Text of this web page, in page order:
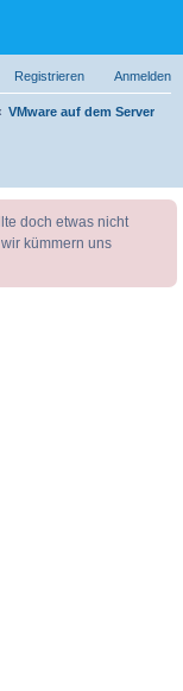
Anmelden
Registrieren
VMware auf dem Server
uc
doch etwas nicht
kümmern uns